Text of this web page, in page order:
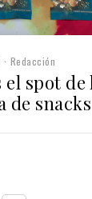
Redacción
el spot de
de